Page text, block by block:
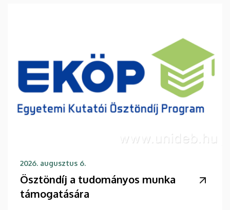
2026. augusztus 6.
Ösztöndíj a tudományos munka
támogatására